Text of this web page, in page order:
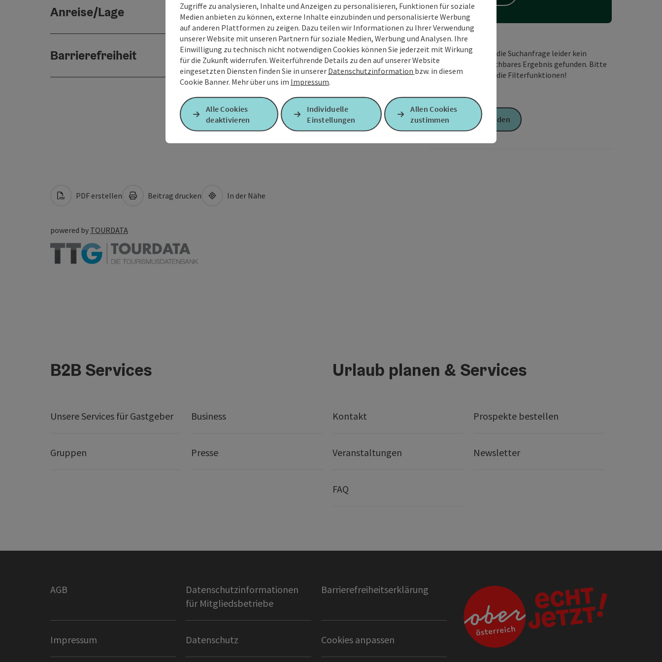
Anreise/Lage
Barrierefreiheit
Wir haben für die Suchanfrage leider kein
passendes buchbares Ergebnis gefunden. Bitte
verändern Sie die Filterfunktionen!
Anfrage senden
PDF erstellen Beitrag drucken In der Nähe
powered by TOURDATA
B2B Services
Unsere Services für Gastgeber Business
Gruppen Presse
Urlaub planen & Services
Kontakt Prospekte bestellen
Veranstaltungen Newsletter
FAQ
AGB
Datenschutzinformationen
für Mitgliedsbetriebe
Barrierefreiheitserklärung
Impressum Datenschutz Cookies anpassen
Zugriffe zu analysieren, Inhalte und Anzeigen zu personalisieren, Funktionen für soziale
Medien anbieten zu können, externe Inhalte einzubinden und personalisierte Werbung
auf anderen Plattformen zu zeigen. Dazu teilen wir Informationen zu Ihrer Verwendung
unserer Website mit unseren Partnern für soziale Medien, Werbung und Analysen. Ihre
Einwilligung zu technisch nicht notwendigen Cookies können Sie jederzeit mit Wirkung
für die Zukunft widerrufen. Weiterführende Details zu den auf unserer Website
eingesetzten Diensten finden Sie in unserer Datenschutzinformation bzw. in diesem
Cookie Banner. Mehr über uns im Impressum.
Alle Cookies
deaktivieren
Individuelle
Einstellungen
Allen Cookies
zustimmen